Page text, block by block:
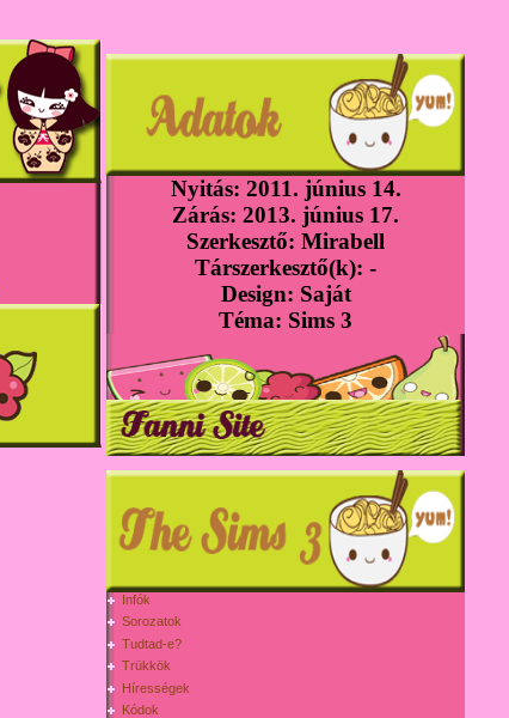
Nyitás: 2011. június 14.
Zárás: 2013. június 17.
Szerkesztő: Mirabell
Társzerkesztő(k): -
Design: Saját
Téma: Sims 3
Infók
Sorozatok
Tudtad-e?
Trükkök
Hírességek
Kódok